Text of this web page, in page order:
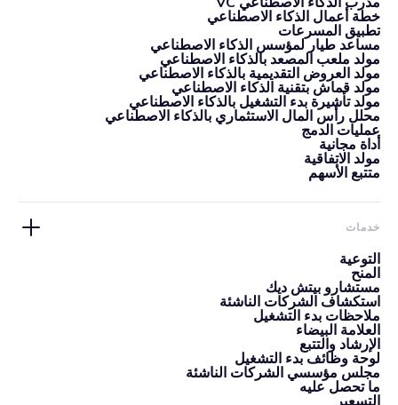
خطة أعمال الذكاء الاصطناعي
تطبيق المسرعات
مساعد طيار لمؤسس الذكاء الاصطناعي
مولد ملعب المصعد بالذكاء الاصطناعي
مولد العروض التقديمية بالذكاء الاصطناعي
مولد قماش بتقنية الذكاء الاصطناعي
مولد تأشيرة بدء التشغيل بالذكاء الاصطناعي
محلل رأس المال الاستثماري بالذكاء الاصطناعي
عمليات الدمج
أداة مجانية
مولد الاتفاقية
متتبع الأسهم
خدمات
التوعية
المنح
مستشارو بيتش ديك
استكشاف الشركات الناشئة
ملاحظات بدء التشغيل
العلامة البيضاء
الإرشاد والتتبع
لوحة وظائف بدء التشغيل
مجلس مؤسسي الشركات الناشئة
ما تحصل عليه
التسعير